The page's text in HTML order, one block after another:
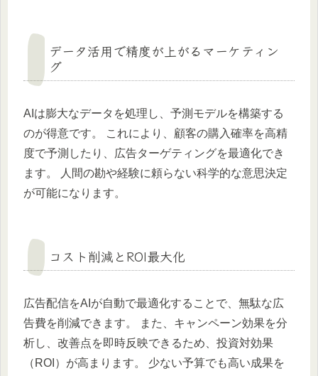
データ活用で精度が上がるマーケティン
グ
AIは膨大なデータを処理し、予測モデルを構築する
のが得意です。 これにより、顧客の購入確率を高精
度で予測したり、広告ターゲティングを最適化でき
ます。 人間の勘や経験に頼らない科学的な意思決定
が可能になります。
コスト削減とROI最大化
広告配信をAIが自動で最適化することで、無駄な広
告費を削減できます。 また、キャンペーン効果を分
析し、改善点を即時反映できるため、投資対効果
（ROI）が高まります。 少ない予算でも高い成果を